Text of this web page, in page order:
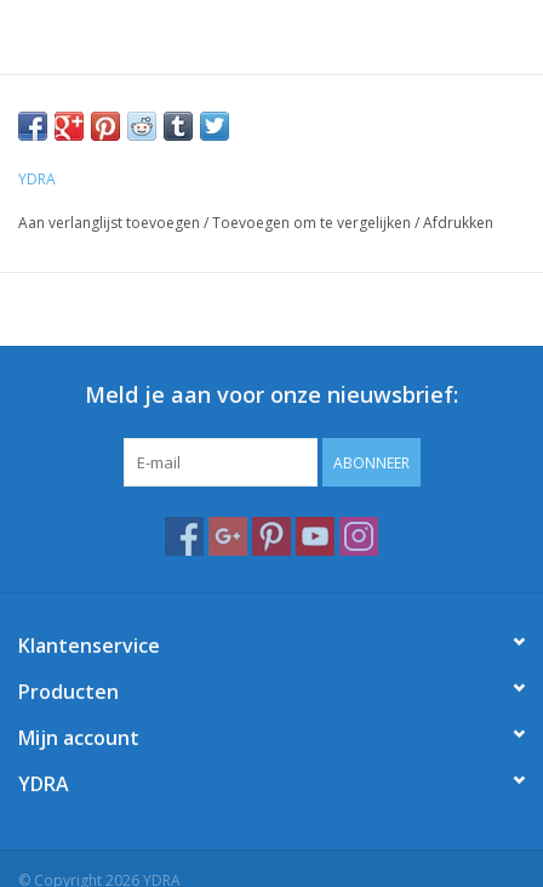
YDRA
Aan verlanglijst toevoegen /Toevoegen om te vergelijken /Afdrukken
Meld je aan voor onze nieuwsbrief:
ABONNEER
Klantenservice
Producten
Mijn account
YDRA
© Copyright 2026 YDRA